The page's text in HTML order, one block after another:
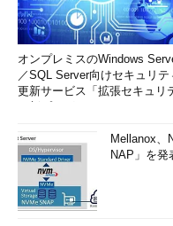
オンプレミスのWindows
／SQL Server向けセキュリテ
更新サービス「拡張セキュリ
Mellanox、
NAP」を発